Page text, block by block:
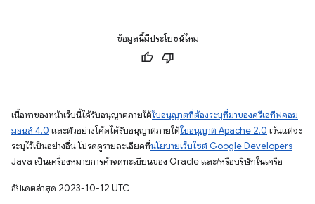
ข้อมูลนี้มีประโยชน์ไหม
เนื้อหาของหน้าเว็บนี้ได้รับอนุญาตภายใต้ใบอนุญาตที่ต้องระบุที่มาของครีเอทีฟคอม
มอนส์ 4.0 และตัวอย่างโค้ดได้รับอนุญาตภายใต้ใบอนุญาต Apache 2.0 เว้นแต่จะ
ระบุไว้เป็นอย่างอื่น โปรดดูรายละเอียดที่นโยบายเว็บไซต์ Google Developers
Java เป็นเครื่องหมายการค้าจดทะเบียนของ Oracle และ/หรือบริษัทในเครือ
อัปเดตล่าสุด 2023-10-12 UTC